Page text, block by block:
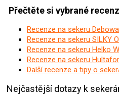
s
Přečtěte si vybrané
Recenze na sekeru
Recenze na sekeru SILKY
Recenze na sekeru Helko
Recenze na sekeru
Další recenze a tipy o
Nejčastější dotazy k